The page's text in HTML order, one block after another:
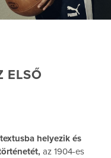
ELSŐ
helyezik és
az 1904-es